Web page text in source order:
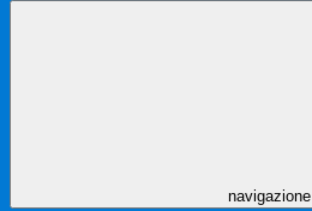
navigazione